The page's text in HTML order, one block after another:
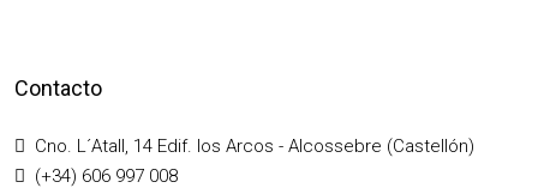
Contacto
Cno. L´Atall, 14 Edif. los Arcos - Alcossebre (Castellón)
(+34) 606 997 008